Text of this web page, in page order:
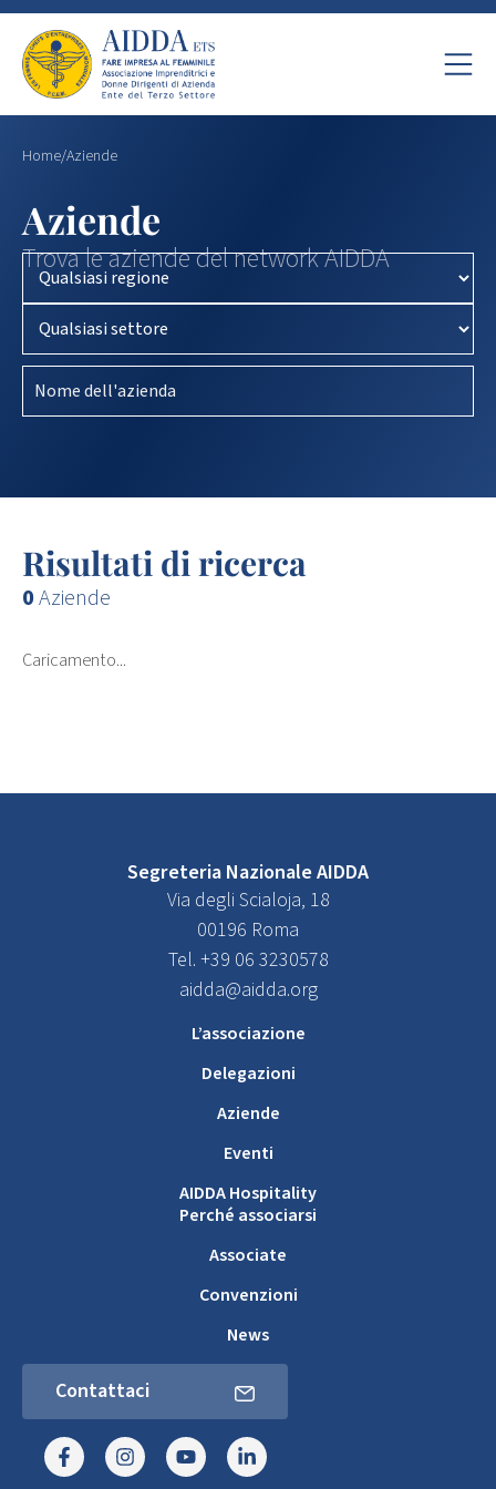
Home/Aziende
Aziende
Trova le aziende del network AIDDA
Risultati di ricerca
0Aziende
Caricamento...
Segreteria Nazionale AIDDA
Via degli Scialoja, 18
00196 Roma
Tel. +39 06 3230578
aidda@aidda.org
L’associazione
Delegazioni
Aziende
Eventi
AIDDA Hospitality
Perché associarsi
Associate
Convenzioni
News
Contattaci